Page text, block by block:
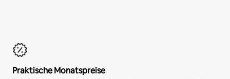
Praktische Monatspreise